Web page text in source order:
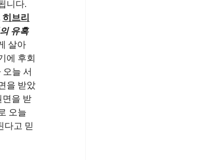
니다.
히브리
유혹
살아
에 후회
늘 서
을 받았
면을 받
오늘
다고 믿